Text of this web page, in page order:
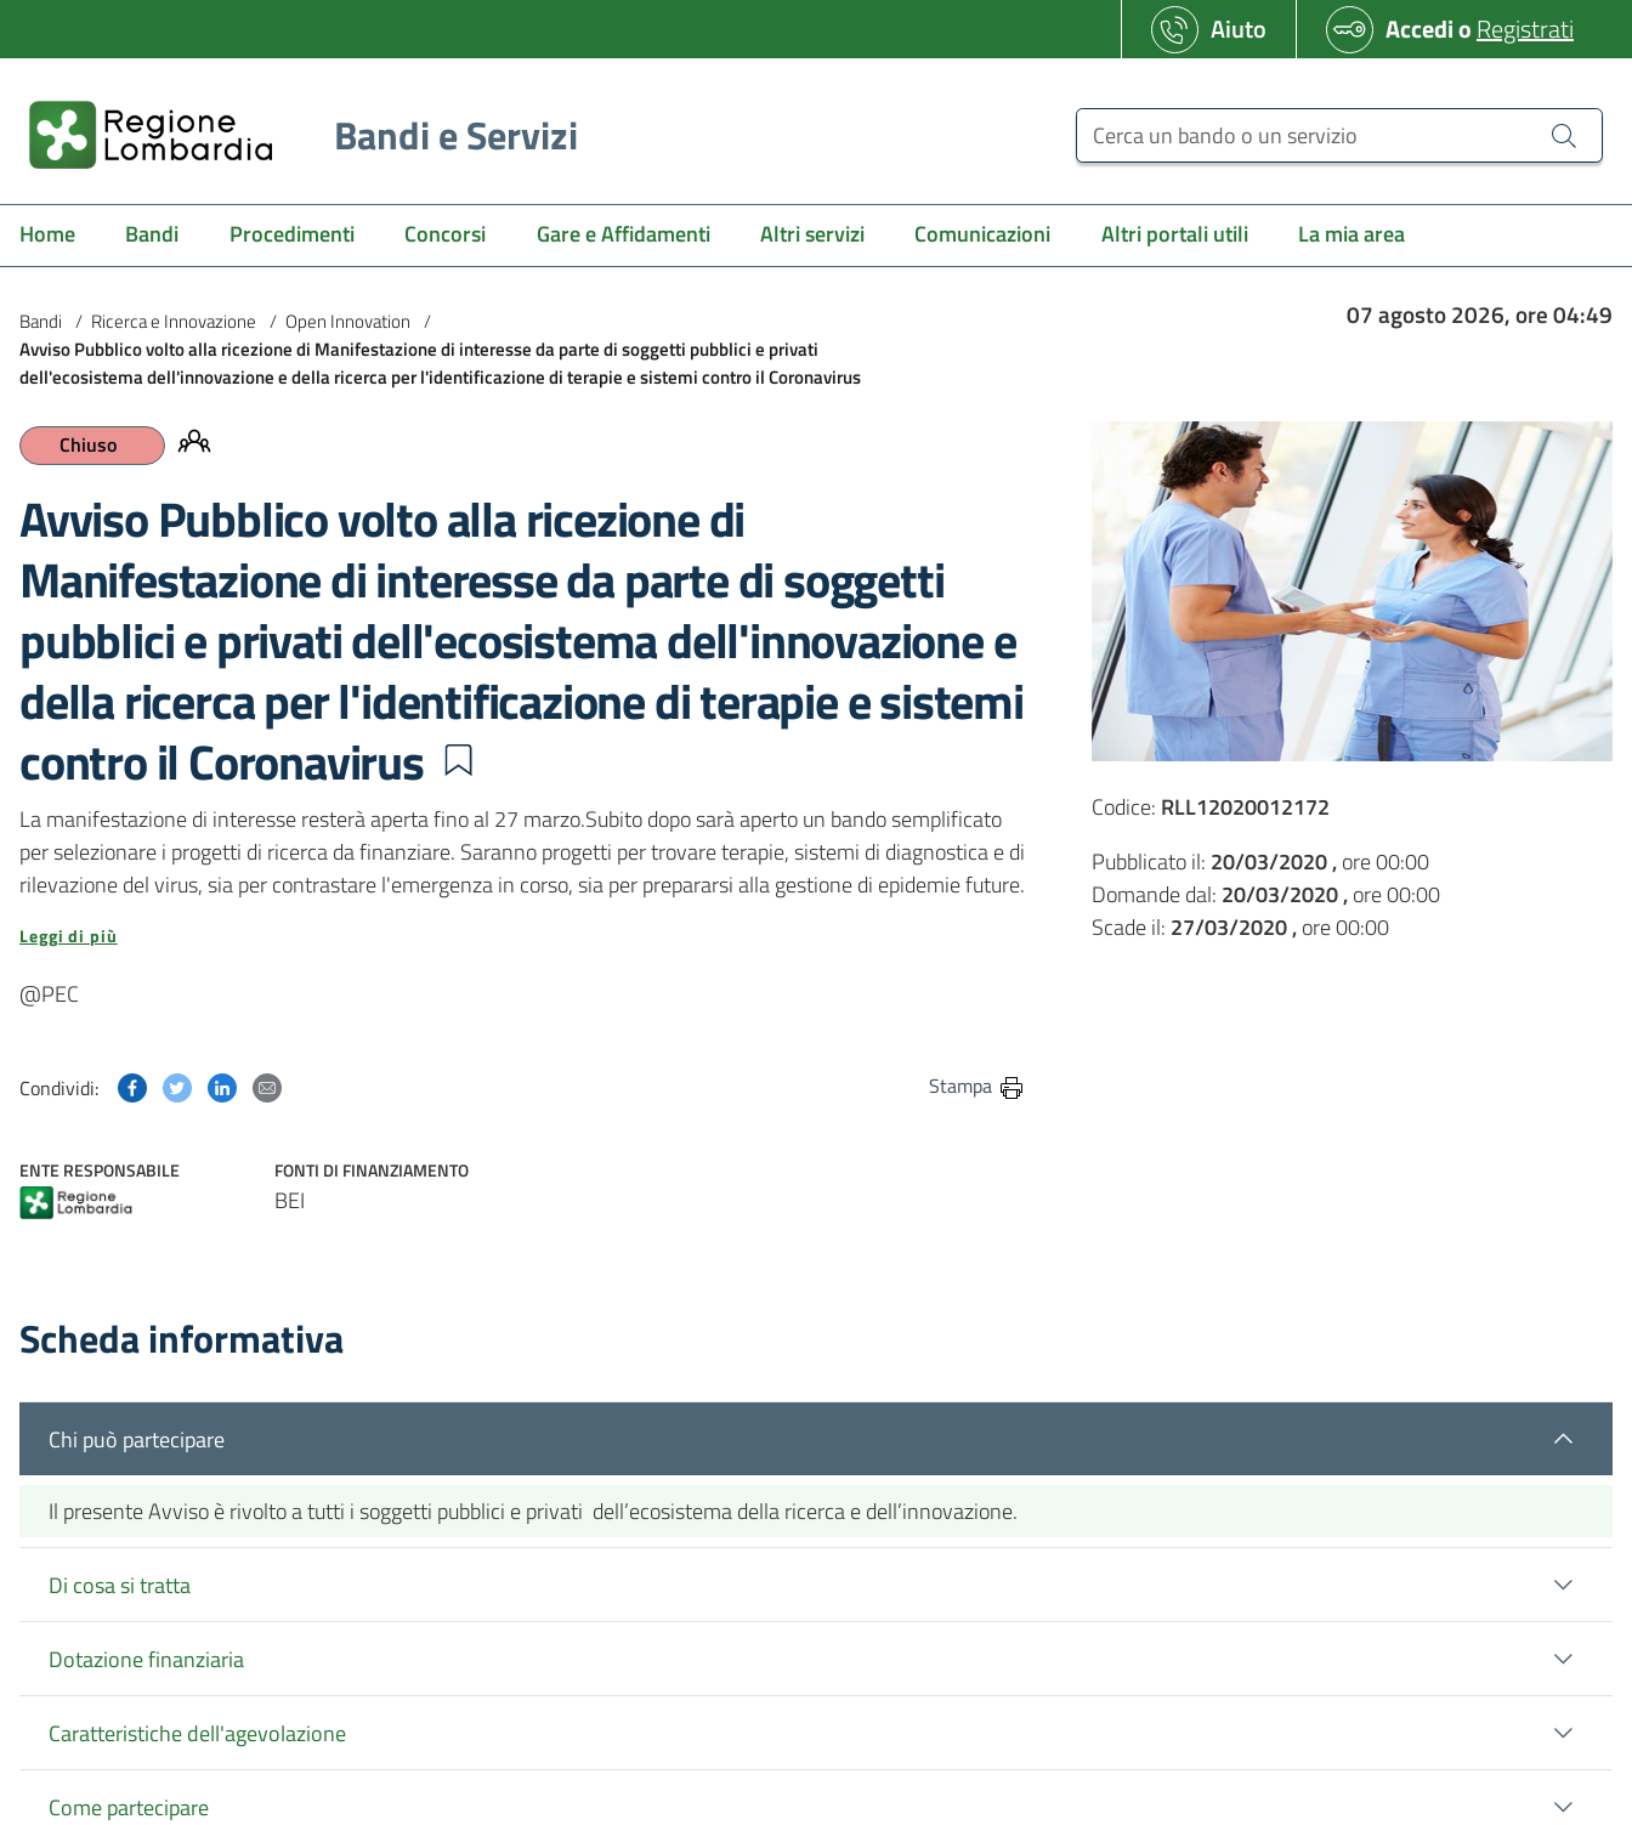
Aiuto AccedioRegistrati
Bandi e Servizi Cerca un bando o un servizio
Home Bandi Procedimenti Concorsi Gare e Affidamenti Altri servizi Comunicazioni Altri portali utili La mia area
Bandi / Ricerca e Innovazione / Open Innovation /
Avviso Pubblico volto alla ricezione di Manifestazione di interesse da parte di soggetti pubblici e privati
dell'ecosistema dell'innovazione e della ricerca per l'identificazione di terapie e sistemi contro il Coronavirus
07 agosto 2026, ore 04:49
Chiuso
Avviso Pubblico volto alla ricezione di
Manifestazione di interesse da parte di soggetti
pubblici e privati dell'ecosistema dell'innovazione e
della ricerca per l'identificazione di terapie e sistemi
contro il Coronavirus
La manifestazione di interesse resterà aperta fino al 27 marzo.Subito dopo sarà aperto un bando semplificato
per selezionare i progetti di ricerca da finanziare. Saranno progetti per trovare terapie, sistemi di diagnostica e di
rilevazione del virus, sia per contrastare l'emergenza in corso, sia per prepararsi alla gestione di epidemie future.
Leggi di più
@PEC
Condividi: Condividi questa pagina su Facebook
Condividi questa pagina su Twitter
Condividi questa pagina su Linkedin Stampa
ENTE RESPONSABILE FONTI DI FINANZIAMENTO
BEI
Codice: RLL12020012172
Pubblicato il: 20/03/2020 ,ore 00:00
Domande dal: 20/03/2020 ,ore 00:00
Scade il: 27/03/2020 ,ore 00:00
Scheda informativa
Chi può partecipare
Il presente Avviso è rivolto a tutti i soggetti pubblici e privati dell’ecosistema della ricerca e dell’innovazione.
Di cosa si tratta
Dotazione finanziaria
Caratteristiche dell'agevolazione
Come partecipare